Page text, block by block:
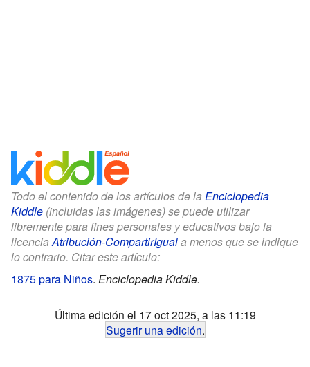
Todo el contenido de los artículos de la Enciclopedia
Kiddle (incluidas las imágenes) se puede utilizar
libremente para fines personales y educativos bajo la
licenciaAtribución-CompartirIguala menos que se indique
lo contrario. Citar este artículo:
1875 para Niños. Enciclopedia Kiddle.
Última edición el 17 oct 2025, a las 11:19
Sugerir una edición.